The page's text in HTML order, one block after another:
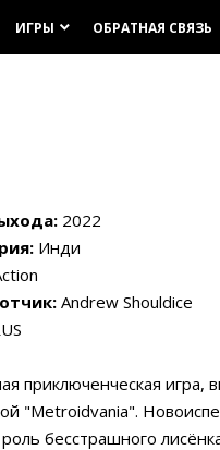
ИГРЫ keyboard_arrow_down ОБРАТНАЯ СВЯЗЬ
2022
Инди
Andrew Shouldice
приключенческая
"Metroidvania".
бесстрашного